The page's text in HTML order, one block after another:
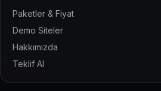
Paketler & Fiyat
Demo Siteler
Hakkımızda
Teklif Al